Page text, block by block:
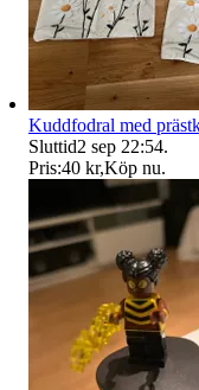
Kuddfodral med
Sluttid2 sep 22:54.
Pris:40 kr,Köp nu.